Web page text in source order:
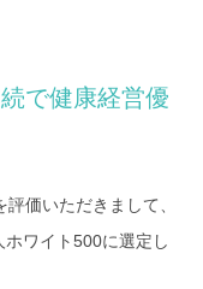
で健康経営優
価いただきまして、
ワイト500に選定し